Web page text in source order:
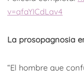
v=qfaYICdLav4
La prosopagnosia
“El hombre que